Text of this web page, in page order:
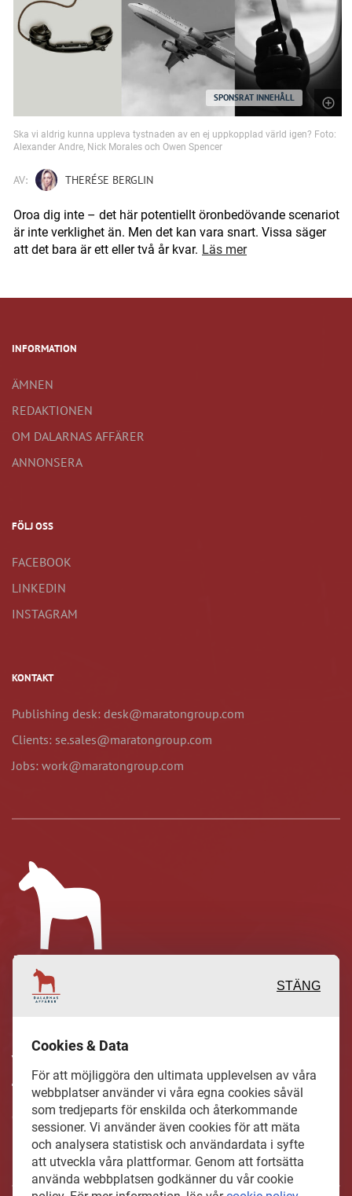
SPONSRAT INNEHÅLL
Ska vi aldrig kunna uppleva tystnaden av en ej uppkopplad värld igen? Foto:
Alexander Andre, Nick Morales och Owen Spencer
AV: THERÉSE BERGLIN
Oroa dig inte – det här potentiellt öronbedövande scenariot
är inte verklighet än. Men det kan vara snart. Vissa säger
att det bara är ett eller två år kvar. Läs mer
INFORMATION
ÄMNEN
REDAKTIONEN
OM DALARNAS AFFÄRER
ANNONSERA
FÖLJ OSS
FACEBOOK
LINKEDIN
INSTAGRAM
KONTAKT
Publishing desk: desk@maratongroup.com
Clients: se.sales@maratongroup.com
Jobs: work@maratongroup.com
värdefulla berättelser och reportage
från och om det lokala näringslivet och
dess aktörer samt en hel del annan
läsvärt innehåll.
STÄNG
Cookies & Data
För att möjliggöra den ultimata upplevelsen av våra
webbplatser använder vi våra egna cookies såväl
som tredjeparts för enskilda och återkommande
sessioner. Vi använder även cookies för att mäta
och analysera statistisk och användardata i syfte
att utveckla våra plattformar. Genom att fortsätta
använda webbplatsen godkänner du vår cookie